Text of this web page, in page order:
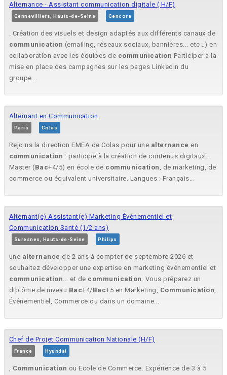
Alternance - Assistant communication digitale ( H/F)
Gennevilliers, Hauts-de-Seine Cencora
. Création des visuels et design adaptés aux différents canaux de
communication (emailing, réseaux sociaux, bannières... etc…) en
collaboration avec les équipes de communication Participer à la
mise en place des campagnes sur les pages LinkedIn du
groupe...
Alternant en Communication
Paris Colas
Rejoins la direction EMEA de Colas pour une alternance en
communication : participe à la création de contenus digitaux...
Master (Bac+4/5) en école de communication, de marketing, de
commerce ou équivalent universitaire. Langues : Français...
Alternant(e) Assistant(e) Marketing Événementiel et
Communication Santé (1/2 ans)
Suresnes, Hauts-de-Seine Philips
une alternance de 2 ans à compter de septembre 2026 et
souhaitez développer une expertise en marketing événementiel et
communication... et de communication . Vous préparez un
diplôme de niveau Bac+4/Bac+5 en Marketing, Communication,
Événementiel, Commerce ou dans un domaine...
Chef de Projet Communication Nationale (H/F)
France Hyundai
, Communication ou Ecole de Commerce. Expérience de 3 à 5